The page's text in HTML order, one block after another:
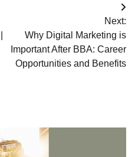
Next:
Why Digital Marketing is
Important After BBA: Career
Opportunities and Benefits